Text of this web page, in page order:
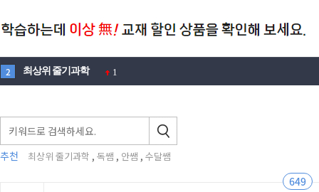
2 최상위 줄기과학 1
4 1
5 뉴턴
6 노벨 1
추천 최상위 줄기과학 , 독쌤 , 안쌤 , 수달쌤
649